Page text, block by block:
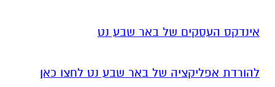
בפרסומינו צילום שיש לכם זכויות בו, אתם רשאים